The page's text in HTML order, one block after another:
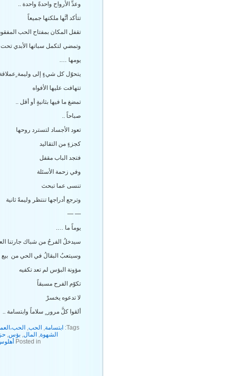
وعدِّ الأرواح واحدةً واحدة ..
تتأكد أنَّها ملكتها جميعاً
تقفل المكان بمفتاح الحب
وتمضي لتكمل سباتها الأبدي
يومها ….
يتحوّل كل شيءٍ إلى وليمة ٍعملاقة
تتهافت عليها الأفواه
تمضغ ما فيها بثانيةٍ أو أقل ..
صباحاً ..
تعود الأجساد لتسترد روحها
كجزءٍ من التقاليد
فتجد الباب مقفل
وفي زحمة الأسئلة
تنسى عما تبحث
وترجع أدراجها تنتظر وليمةً ثانية
— —
يوماً ما ….
سيدخلُ الفرحُ من شباك جارتنا
وسيتعبُ البقالُ في الحي من
مؤونة البؤس لم تعد تكفيه
تكوّم الفرح مسبقاً
لا تدعوه يخسرْ
ألقوا كلَّ مرور ٍ سلاماً وابتسامة ..
Tags: ابتسامة, الحب,
الشهوة, المال,بؤس,
Posted in